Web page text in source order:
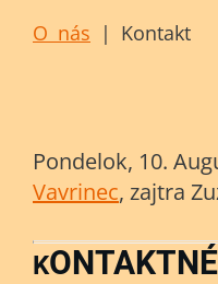
O nás | Kontakt
Pondelok, 10.
Vavrinec, zajtra
K